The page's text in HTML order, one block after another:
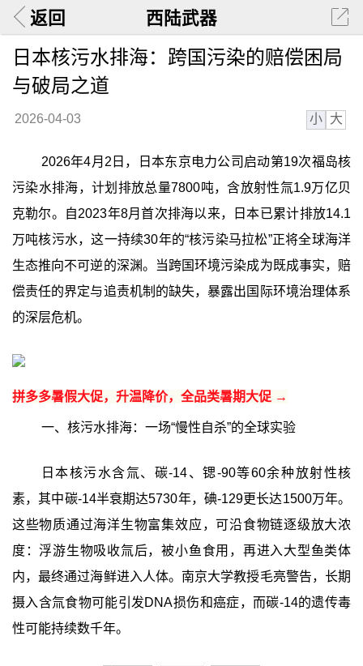
返回 西陆武器
日本核污水排海：跨国污染的赔偿困局
与破局之道
2026-04-03 小 大
2026年4月2日，日本东京电力公司启动第19次福岛核
污染水排海，计划排放总量7800吨，含放射性氚1.9万亿贝
克勒尔。自2023年8月首次排海以来，日本已累计排放14.1
万吨核污水，这一持续30年的“核污染马拉松”正将全球海洋
生态推向不可逆的深渊。当跨国环境污染成为既成事实，赔
偿责任的界定与追责机制的缺失，暴露出国际环境治理体系
的深层危机。
拼多多暑假大促，升温降价，全品类暑期大促 →
一、核污水排海：一场“慢性自杀”的全球实验
日本核污水含氚、碳-14、锶-90等60余种放射性核
素，其中碳-14半衰期达5730年，碘-129更长达1500万年。
这些物质通过海洋生物富集效应，可沿食物链逐级放大浓
度：浮游生物吸收氚后，被小鱼食用，再进入大型鱼类体
内，最终通过海鲜进入人体。南京大学教授毛亮警告，长期
摄入含氚食物可能引发DNA损伤和癌症，而碳-14的遗传毒
性可能持续数千年。